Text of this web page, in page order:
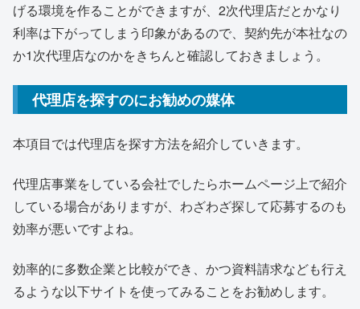
げる環境を作ることができますが、2次代理店だとかなり
利率は下がってしまう印象があるので、契約先が本社なの
か1次代理店なのかをきちんと確認しておきましょう。
代理店を探すのにお勧めの媒体
本項目では代理店を探す方法を紹介していきます。
代理店事業をしている会社でしたらホームページ上で紹介
している場合がありますが、わざわざ探して応募するのも
効率が悪いですよね。
効率的に多数企業と比較ができ、かつ資料請求なども行え
るような以下サイトを使ってみることをお勧めします。